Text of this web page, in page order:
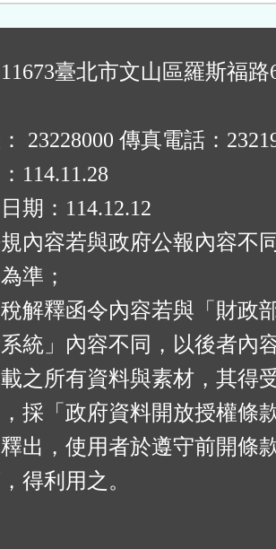
臺北市文山區羅斯福路
23228000 傳真電話：
114.11.28
期： 114.12.12
內容若與政府公報內容不
準；
解釋函令內容若與「財政
統」內容不同，以後者內
之所有資料與素材，其得
採「政府資料開放授權條
出，使用者於遵守前開條
得利用之。